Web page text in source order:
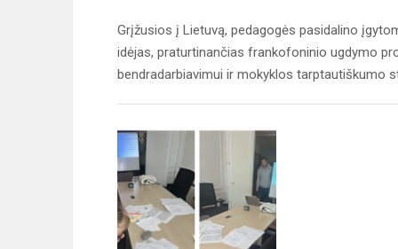
Grįžusios į Lietuvą, pedagogės pasidalino
idėjas, praturtinančias frankofoninio ugdymo
bendradarbiavimui ir mokyklos tarptautiškumo